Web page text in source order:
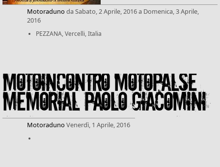
Motoraduno da Sabato, 2 Aprile, 2016a Domenica, 3 Aprile,
2016
PEZZANA, Vercelli, Italia
Motoincontro Motopalse
memorial Paolo Giacomini
Motoraduno Venerdì, 1 Aprile, 2016